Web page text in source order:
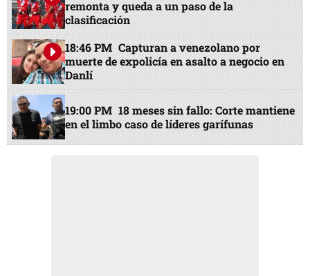
remonta y queda a un paso de la
clasificación
18:46 PM Capturan a venezolano por
muerte de expolicía en asalto a negocio en
Danlí
19:00 PM 18 meses sin fallo: Corte mantiene
en el limbo caso de líderes garífunas